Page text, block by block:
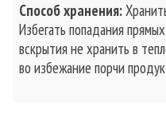
Способ хранения:
Избегать попадания
вскрытия не хранить в
во избежание порчи